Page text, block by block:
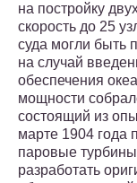
на постройку
скорость до 25
суда могли быть
на случай
обеспечения
мощности
состоящий из
марте 1904 года
паровые
разработать